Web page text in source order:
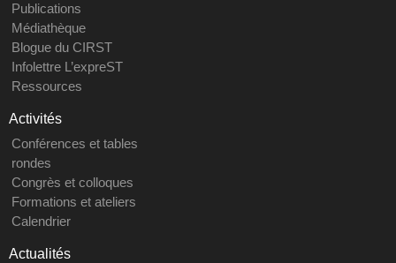
Publications
Médiathèque
Blogue du CIRST
Infolettre L’expreST
Ressources
Activités
Conférences et tables
rondes
Congrès et colloques
Formations et ateliers
Calendrier
Actualités